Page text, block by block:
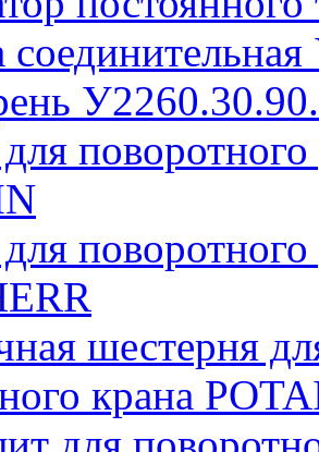
шестерня
крана